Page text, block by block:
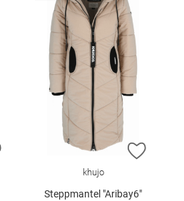
ZUR WUNSCHLISTE HINZUFÜGEN
ZUR
khujo
Steppmantel "Aribay6"